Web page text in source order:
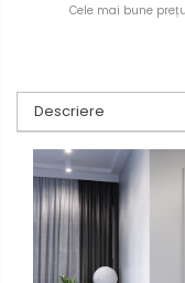
Cele mai bune
Descriere